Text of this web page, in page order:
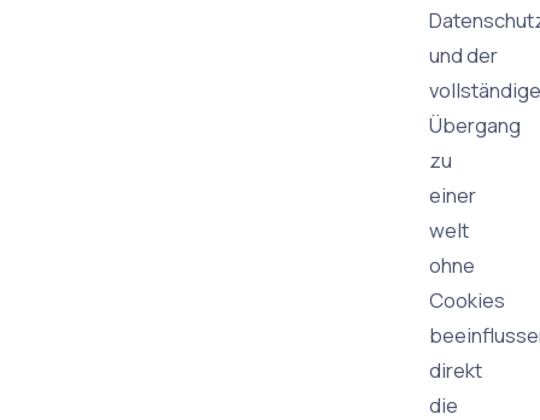
und der
vollständige
Übergang
zu
einer
welt
ohne
Cookies
direkt
die